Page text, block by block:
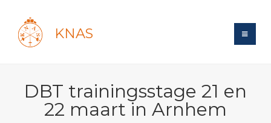
KNAS
Login
Bond
Schermen
DBT trainingsstage 21 en
22 maart in Arnhem